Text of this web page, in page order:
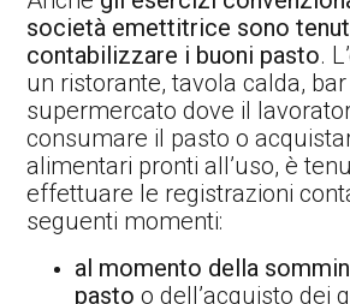
società emettitrice sono
contabilizzare i buoni pasto.
un ristorante, tavola calda, bar
supermercato dove il
consumare il pasto o
alimentari pronti all’uso, è
effettuare le registrazioni
seguenti momenti:
al momento della
pasto o dell’acquisto dei